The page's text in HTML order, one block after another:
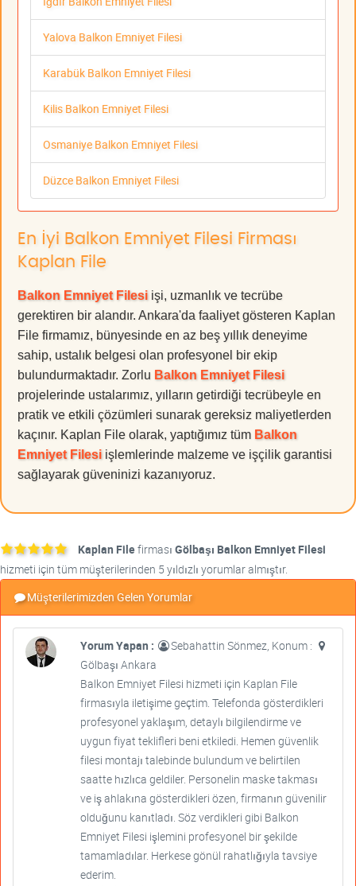
Yalova Balkon Emniyet Filesi
Karabük Balkon Emniyet Filesi
Kilis Balkon Emniyet Filesi
Osmaniye Balkon Emniyet Filesi
Düzce Balkon Emniyet Filesi
En İyi Balkon Emniyet Filesi Firması
Kaplan File
Balkon Emniyet Filesi işi, uzmanlık ve tecrübe
gerektiren bir alandır. Ankara'da faaliyet gösteren Kaplan
File firmamız, bünyesinde en az beş yıllık deneyime
sahip, ustalık belgesi olan profesyonel bir ekip
bulundurmaktadır. Zorlu Balkon Emniyet Filesi
projelerinde ustalarımız, yılların getirdiği tecrübeyle en
pratik ve etkili çözümleri sunarak gereksiz maliyetlerden
kaçınır. Kaplan File olarak, yaptığımız tüm Balkon
Emniyet Filesi işlemlerinde malzeme ve işçilik garantisi
sağlayarak güveninizi kazanıyoruz.
Kaplan Filefirması Gölbaşı Balkon Emniyet Filesi
hizmeti için tüm müşterilerinden 5 yıldızlı yorumlar almıştır.
Müşterilerimizden Gelen Yorumlar
Yorum Yapan :
Sebahattin Sönmez, Konum :
Gölbaşı Ankara
Balkon Emniyet Filesi hizmeti için Kaplan File
firmasıyla iletişime geçtim. Telefonda gösterdikleri
profesyonel yaklaşım, detaylı bilgilendirme ve
uygun fiyat teklifleri beni etkiledi. Hemen güvenlik
filesi montajı talebinde bulundum ve belirtilen
saatte hızlıca geldiler. Personelin maske takması
ve iş ahlakına gösterdikleri özen, firmanın güvenilir
olduğunu kanıtladı. Söz verdikleri gibi Balkon
Emniyet Filesi işlemini profesyonel bir şekilde
tamamladılar. Herkese gönül rahatlığıyla tavsiye
ederim.